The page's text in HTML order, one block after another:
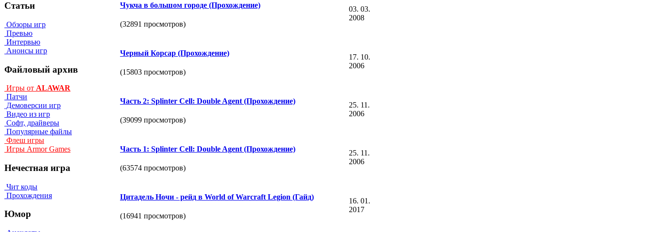
Статьи
Обзоры игр
Превью
Интервью
Анонсы игр
Файловый архив
Игры от ALAWAR
Патчи
Демоверсии игр
Видео из игр
Софт, драйверы
Популярные файлы
Флеш игры
Игры Armor Games
Нечестная игра
Чит коды
Прохождения
Юмор
Чукча в большом городе (Прохождение)
(32891 просмотров)
03. 03.
2008
Черный Корсар (Прохождение)
(15803 просмотров)
17. 10.
2006
Часть 2: Splinter Cell: Double Agent (Прохождение)
(39099 просмотров)
25. 11.
2006
Часть 1: Splinter Cell: Double Agent (Прохождение)
(63574 просмотров)
25. 11.
2006
Цитадель Ночи - рейд в World of Warcraft Legion (Гайд)
(16941 просмотров)
16. 01.
2017